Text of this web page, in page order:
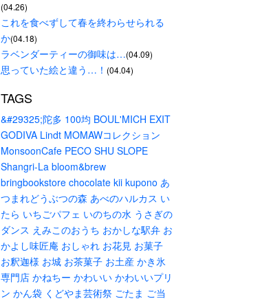
(04.26)
これを食べずして春を終わらせられる
か(04.18)
ラベンダーティーの御味は…(04.09)
思っていた絵と違う…！ (04.04)
TAGS
&#29325;陀多 100均 BOUL'MICH EXIT
GODIVA Lindt MOMAWコレクション
MonsoonCafe PECO SHU SLOPE
Shangri-La bloom&brew
bringbookstore chocolate kii kupono あ
つまれどうぶつの森 あべのハルカス い
たら いちごパフェ いのちの水 うさぎの
ダンス えみこのおうち おかしな駅弁 お
かよし味匠庵 おしゃれ お花見 お菓子
お釈迦様 お城 お茶菓子 お土産 かき氷
専門店 かねちー かわいい かわいいプリ
ン かん袋 くどやま芸術祭 ごたま ご当